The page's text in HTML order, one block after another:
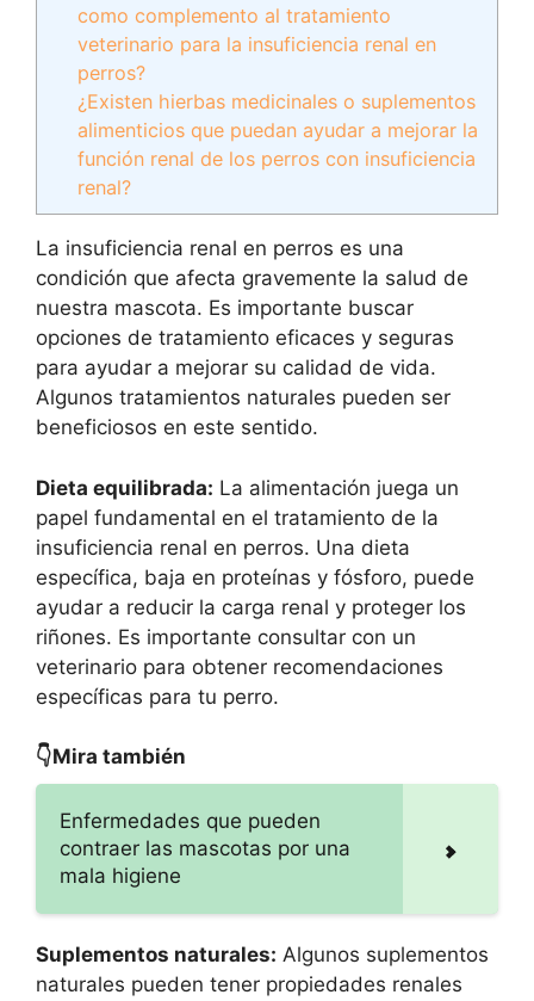
como complemento al tratamiento
veterinario para la insuficiencia renal en
perros?
¿Existen hierbas medicinales o suplementos
alimenticios que puedan ayudar a mejorar la
función renal de los perros con insuficiencia
renal?
La insuficiencia renal en perros es una
condición que afecta gravemente la salud de
nuestra mascota. Es importante buscar
opciones de tratamiento eficaces y seguras
para ayudar a mejorar su calidad de vida.
Algunos tratamientos naturales pueden ser
beneficiosos en este sentido.
Dieta equilibrada: La alimentación juega un
papel fundamental en el tratamiento de la
insuficiencia renal en perros. Una dieta
específica, baja en proteínas y fósforo, puede
ayudar a reducir la carga renal y proteger los
riñones. Es importante consultar con un
veterinario para obtener recomendaciones
específicas para tu perro.
👇Mira también
Enfermedades que pueden
contraer las mascotas por una
mala higiene
Suplementos naturales: Algunos suplementos
naturales pueden tener propiedades renales